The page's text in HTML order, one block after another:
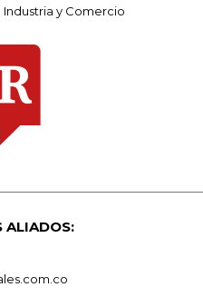
y Comercio
ALIADOS: